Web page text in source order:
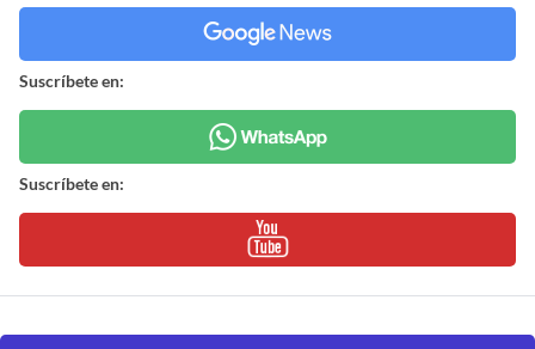
Suscríbete en:
Suscríbete en: